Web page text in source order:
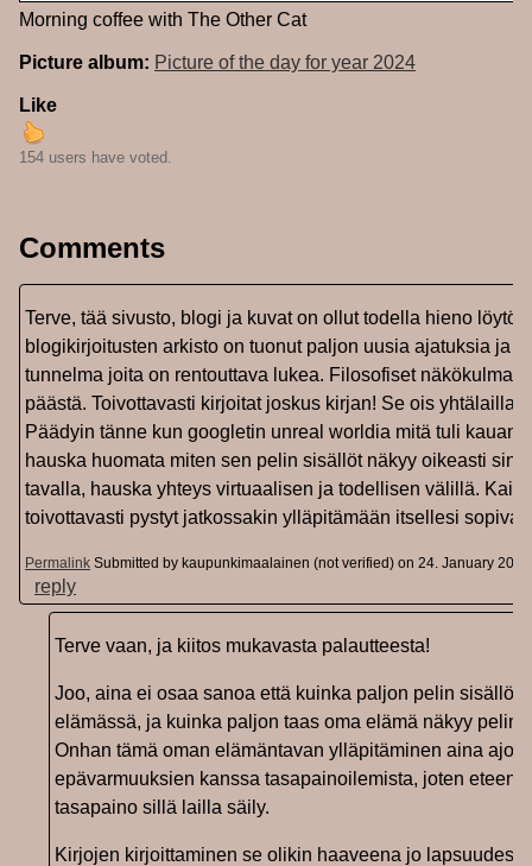
Morning coffee with The Other Cat
Picture album: Picture of the day for year 2024
Like
154 users have voted.
Comments
Terve, tää sivusto, blogi ja kuvat on ollut todella hieno löytö.
blogikirjoitusten arkisto on tuonut paljon uusia ajatuksia ja
tunnelma joita on rentouttava lukea. Filosofiset näkökulmat
päästä. Toivottavasti kirjoitat joskus kirjan! Se ois yhtälailla
Päädyin tänne kun googletin unreal worldia mitä tuli kauan
hauska huomata miten sen pelin sisällöt näkyy oikeasti
tavalla, hauska yhteys virtuaalisen ja todellisen välillä.
toivottavasti pystyt jatkossakin ylläpitämään itsellesi
Permalink Submitted by kaupunkimaalainen (not verified) on 24. January
reply
Terve vaan, ja kiitos mukavasta palautteesta!
Joo, aina ei osaa sanoa että kuinka paljon pelin sisällöt
elämässä, ja kuinka paljon taas oma elämä näkyy pelin
Onhan tämä oman elämäntavan ylläpitäminen aina
epävarmuuksien kanssa tasapainoilemista, joten
tasapaino sillä lailla säily.
Kirjojen kirjoittaminen se olikin haaveena jo